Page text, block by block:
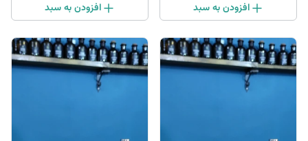
افزودن به سبد افزودن به سبد